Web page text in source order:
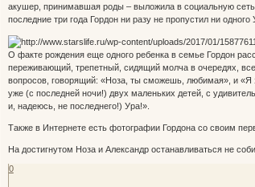
акушер, принимавшая роды – выложила в социальную
последние три года Гордон ни разу не пропустил ни
О факте рождения еще одного ребенка в семье Гордон
переживающий, трепетный, сидящий молча в очередях,
вопросов, говорящий: «Ноза, ты сможешь, любимая», и «Я
уже (с последней ночи!) двух маленьких детей, с
и, надеюсь, не последнего!) Ура!».
Также в Интернете есть фотографии Гордона со своим
На достигнутом Ноза и Александр останавливаться не
0